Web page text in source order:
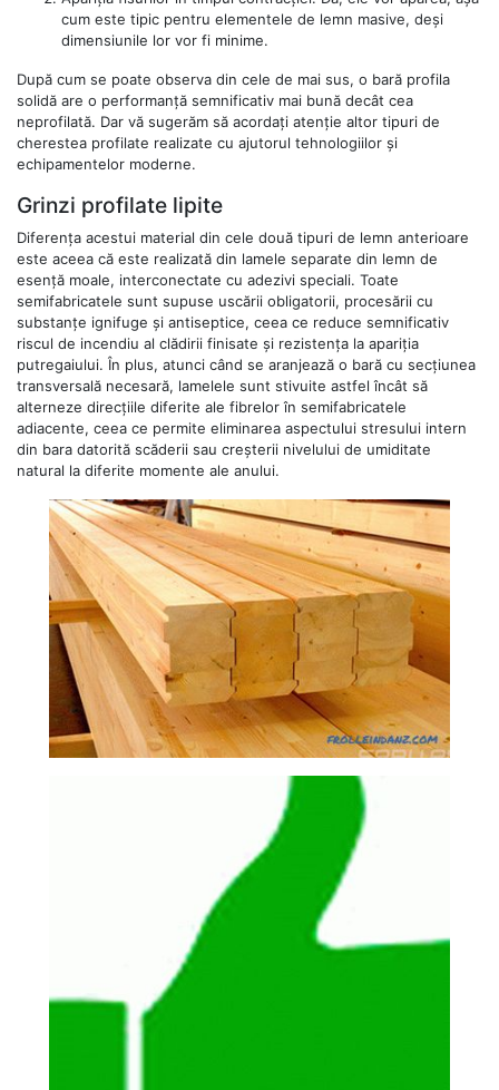
cum este tipic pentru elementele de lemn masive, deși
dimensiunile lor vor fi minime.
După cum se poate observa din cele de mai sus, o bară profila
solidă are o performanță semnificativ mai bună decât cea
neprofilată. Dar vă sugerăm să acordați atenție altor tipuri de
cherestea profilate realizate cu ajutorul tehnologiilor și
echipamentelor moderne.
Grinzi profilate lipite
Diferența acestui material din cele două tipuri de lemn anterioare
este aceea că este realizată din lamele separate din lemn de
esență moale, interconectate cu adezivi speciali. Toate
semifabricatele sunt supuse uscării obligatorii, procesării cu
substanțe ignifuge și antiseptice, ceea ce reduce semnificativ
riscul de incendiu al clădirii finisate și rezistența la apariția
putregaiului. În plus, atunci când se aranjează o bară cu secțiunea
transversală necesară, lamelele sunt stivuite astfel încât să
alterneze direcțiile diferite ale fibrelor în semifabricatele
adiacente, ceea ce permite eliminarea aspectului stresului intern
din bara datorită scăderii sau creșterii nivelului de umiditate
natural la diferite momente ale anului.